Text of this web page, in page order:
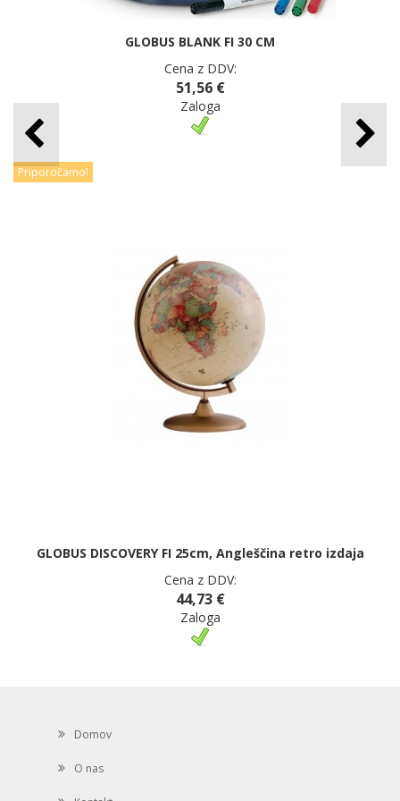
GLOBUS BLANK FI 30 CM
Cena z DDV:
51,56 €
Zaloga
Priporočamo!
GLOBUS DISCOVERY FI 25cm, Angleščina retro izdaja
Cena z DDV:
44,73 €
Zaloga
Domov
O nas